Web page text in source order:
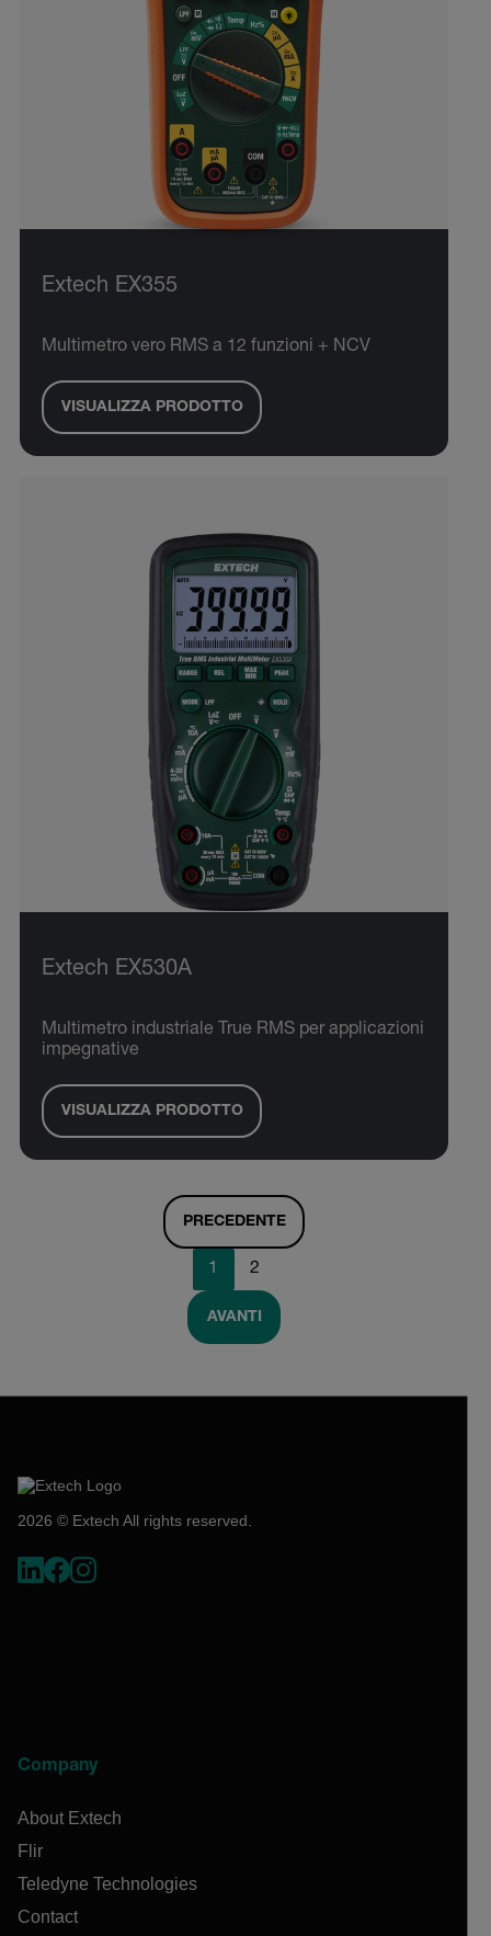
Extech EX355
Multimetro vero RMS a 12 funzioni + NCV
VISUALIZZA PRODOTTO
Extech EX530A
Multimetro industriale True RMS per applicazioni
impegnative
VISUALIZZA PRODOTTO
PRECEDENTE
1 2
AVANTI
2026 © Extech All rights reserved.
Company
About Extech
Flir
Teledyne Technologies
Contact